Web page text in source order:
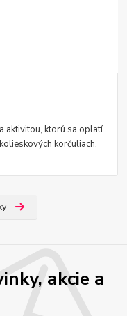
aktivitou, ktorú sa oplatí
korčuliach.
akcie a